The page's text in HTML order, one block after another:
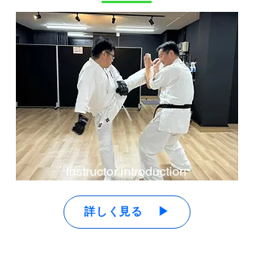
Instructor introduction
詳しく見る ▶